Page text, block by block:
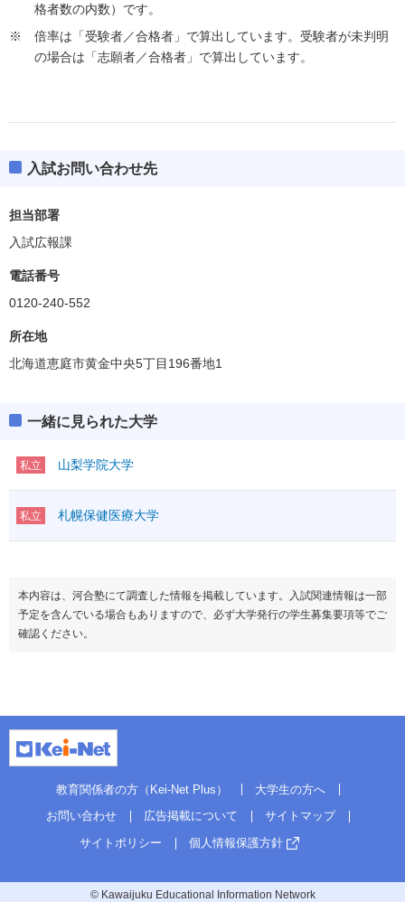
格者数の内数）です。
倍率は「受験者／合格者」で算出しています。受験者が未判明
の場合は「志願者／合格者」で算出しています。
入試お問い合わせ先
担当部署
入試広報課
電話番号
0120-240-552
所在地
北海道恵庭市黄金中央5丁目196番地1
一緒に見られた大学
私立 山梨学院大学
私立 札幌保健医療大学
本内容は、河合塾にて調査した情報を掲載しています。入試関連情報は一部
予定を含んでいる場合もありますので、必ず大学発行の学生募集要項等でご
確認ください。
教育関係者の方（Kei-Net Plus）
大学生の方へ
お問い合わせ
広告掲載について
サイトマップ
サイトポリシー
個人情報保護方針
© Kawaijuku Educational Information Network